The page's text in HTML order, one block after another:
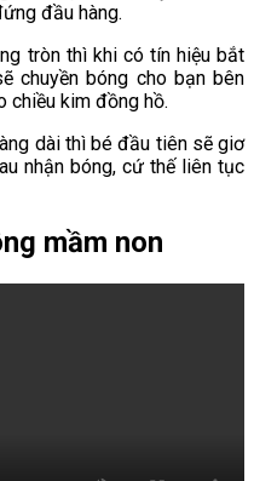
đầu hàng.
tròn thì khi có tín hiệu bắt
chuyền bóng cho bạn bên
chiều kim đồng hồ.
dài thì bé đầu tiên sẽ giơ
nhận bóng, cứ thế liên tục
mầm non